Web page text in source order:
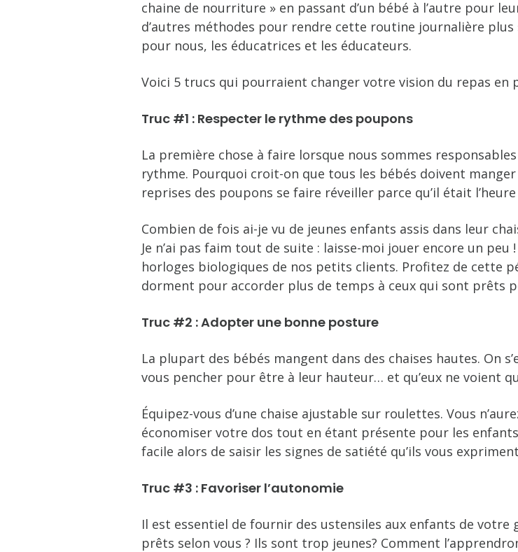
chaine de nourriture » en passant d’un bébé à l’autre pour
d’autres méthodes pour rendre cette routine journalière
pour nous, les éducatrices et les éducateurs.
Voici 5 trucs qui pourraient changer votre vision du repas en
Truc #1 : Respecter le rythme des poupons
La première chose à faire lorsque nous sommes
rythme. Pourquoi croit-on que tous les bébés doivent manger
reprises des poupons se faire réveiller parce qu’il était
Combien de fois ai-je vu de jeunes enfants assis dans leur
Je n’ai pas faim tout de suite : laisse-moi jouer encore un
horloges biologiques de nos petits clients. Profitez de cette
dorment pour accorder plus de temps à ceux qui sont prêts
Truc #2 : Adopter une bonne posture
La plupart des bébés mangent dans des chaises hautes. On
vous pencher pour être à leur hauteur… et qu’eux ne voient
Équipez-vous d’une chaise ajustable sur roulettes. Vous
économiser votre dos tout en étant présente pour les
facile alors de saisir les signes de satiété qu’ils vous
Truc #3 : Favoriser l’autonomie
Il est essentiel de fournir des ustensiles aux enfants de votre
prêts selon vous ? Ils sont trop jeunes? Comment